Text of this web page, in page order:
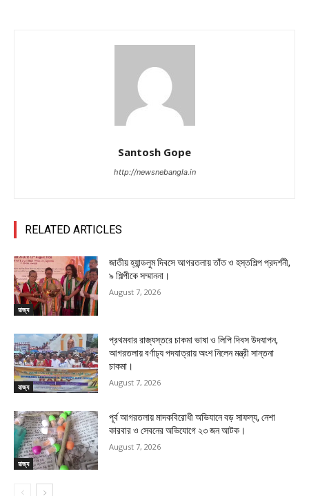
Santosh Gope
http://newsnebangla.in
RELATED ARTICLES
রাজ্য
জাতীয় হ্যান্ডলুম দিবসে আগরতলায় তাঁত ও হস্তশিল্প প্রদর্শনী,
৯ শিল্পীকে সম্মাননা।
August 7, 2026
রাজ্য
প্রথমবার রাজ্যস্তরে চাকমা ভাষা ও লিপি দিবস উদযাপন,
আগরতলায় বর্ণাঢ্য পদযাত্রায় অংশ নিলেন মন্ত্রী সান্তনা
চাকমা।
August 7, 2026
রাজ্য
পূর্ব আগরতলায় মাদকবিরোধী অভিযানে বড় সাফল্য, নেশা
কারবার ও সেবনের অভিযোগে ২৩ জন আটক।
August 7, 2026